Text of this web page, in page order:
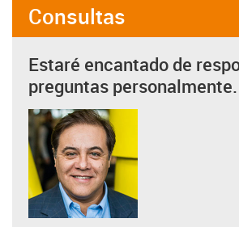
Consultas
Estaré encantado de
preguntas personalmente.